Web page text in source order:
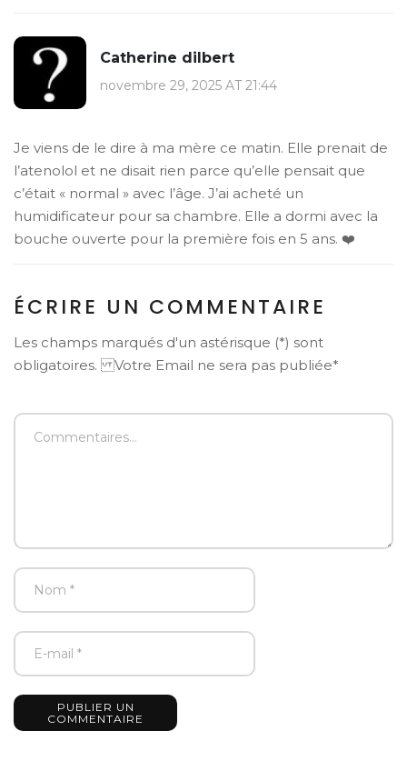
Catherine dilbert
novembre 29, 2025 AT 21:44
Je viens de le dire à ma mère ce matin. Elle prenait de
l’atenolol et ne disait rien parce qu’elle pensait que
c’était « normal » avec l’âge. J’ai acheté un
humidificateur pour sa chambre. Elle a dormi avec la
bouche ouverte pour la première fois en 5 ans. ❤️
ÉCRIRE UN COMMENTAIRE
Les champs marqués d'un astérisque (*) sont
obligatoires. Votre Email ne sera pas publiée*
PUBLIER UN
COMMENTAIRE